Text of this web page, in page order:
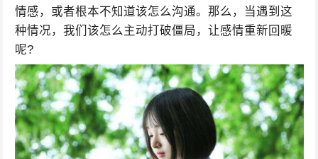
情感，或者根本不知道该怎么沟通。那么，当遇到这
种情况，我们该怎么主动打破僵局，让感情重新回暖
呢?